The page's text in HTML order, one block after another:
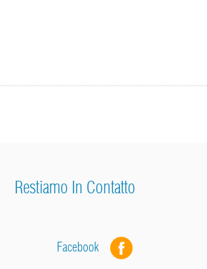
Restiamo In Contatto
Facebook